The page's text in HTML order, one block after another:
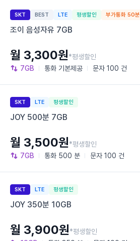
SKT BEST LTE 평생할인 부가통화 50분
조이 음성자유 7GB
7GB 통화 기본제공 문자 100 건
월 3,300원*평생할인
SKT LTE 평생할인
JOY 500분 7GB
7GB 통화 500 분 문자 100 건
월 3,500원*평생할인
SKT LTE 평생할인
JOY 350분 10GB
월 3,900원*평생할인